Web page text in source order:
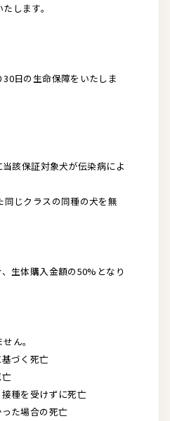
します。
日の生命保障をいたしま
該保証対象犬が伝染病によ
じクラスの同種の犬を無
生体購入金額の50%となり
ん。
づく死亡
種を受けずに死亡
た場合の死亡